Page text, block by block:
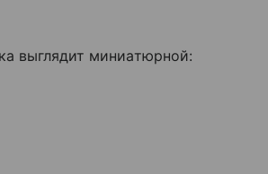
выглядит миниатюрной: